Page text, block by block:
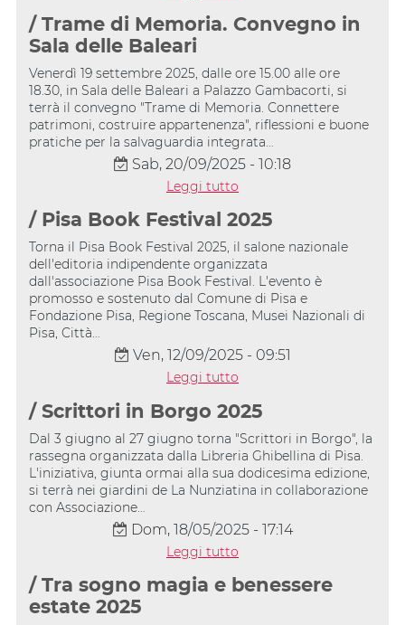
/ Trame di Memoria. Convegno in
Sala delle Baleari
Venerdì 19 settembre 2025, dalle ore 15.00 alle ore
18.30, in Sala delle Baleari a Palazzo Gambacorti, si
terrà il convegno "Trame di Memoria. Connettere
patrimoni, costruire appartenenza", riflessioni e buone
pratiche per la salvaguardia integrata…
Sab, 20/09/2025 - 10:18
Leggi tutto
/ Pisa Book Festival 2025
Torna il Pisa Book Festival 2025, il salone nazionale
dell'editoria indipendente organizzata
dall'associazione Pisa Book Festival. L'evento è
promosso e sostenuto dal Comune di Pisa e
Fondazione Pisa, Regione Toscana, Musei Nazionali di
Pisa, Città…
Ven, 12/09/2025 - 09:51
Leggi tutto
/ Scrittori in Borgo 2025
Dal 3 giugno al 27 giugno torna "Scrittori in Borgo", la
rassegna organizzata dalla Libreria Ghibellina di Pisa.
L'iniziativa, giunta ormai alla sua dodicesima edizione,
si terrà nei giardini de La Nunziatina in collaborazione
con Associazione…
Dom, 18/05/2025 - 17:14
Leggi tutto
/ Tra sogno magia e benessere
estate 2025